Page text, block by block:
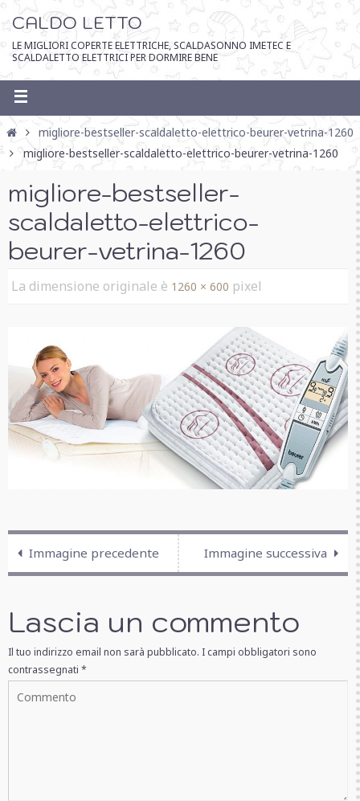
CALDO LETTO
LE MIGLIORI COPERTE ELETTRICHE, SCALDASONNO IMETEC E
SCALDALETTO ELETTRICI PER DORMIRE BENE
migliore-bestseller-scaldaletto-elettrico-beurer-vetrina-1260
migliore-bestseller-scaldaletto-elettrico-beurer-vetrina-1260
migliore-bestseller-
scaldaletto-elettrico-
beurer-vetrina-1260
La dimensione originale è 1260 × 600 pixel
Immagine precedente Immagine successiva
Lascia un commento
Il tuo indirizzo email non sarà pubblicato. I campi obbligatori sono
contrassegnati *